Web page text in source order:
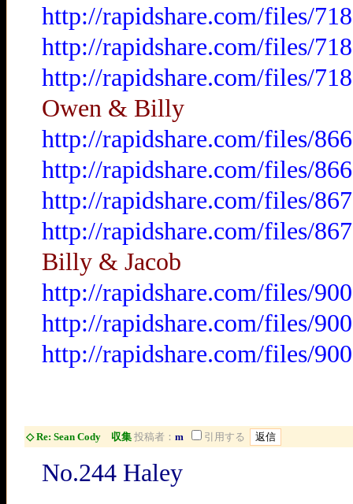
http://rapidshare.com/files/
http://rapidshare.com/files/
http://rapidshare.com/files/
Owen & Billy
http://rapidshare.com/files/
http://rapidshare.com/files/
http://rapidshare.com/files/
http://rapidshare.com/files/
Billy & Jacob
http://rapidshare.com/files/
http://rapidshare.com/files/
http://rapidshare.com/files/
◇ Re: Sean Cody 収集 投稿者： m 引用する
No.244 Haley